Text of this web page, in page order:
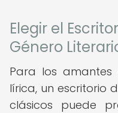
Elegir el
Género
Para los
lírica, un escritorio
clásicos puede